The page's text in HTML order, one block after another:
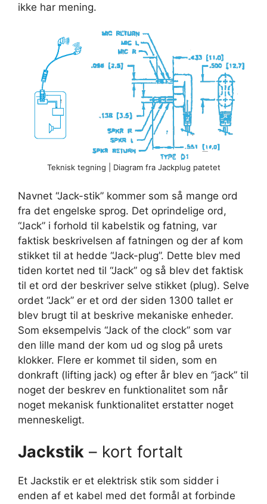
ikke har mening.
Teknisk tegning | Diagram fra Jackplug patetet
Navnet “Jack-stik” kommer som så mange ord
fra det engelske sprog. Det oprindelige ord,
“Jack” i forhold til kabelstik og fatning, var
faktisk beskrivelsen af fatningen og der af kom
stikket til at hedde “Jack-plug”. Dette blev med
tiden kortet ned til “Jack” og så blev det faktisk
til et ord der beskriver selve stikket (plug). Selve
ordet “Jack” er et ord der siden 1300 tallet er
blev brugt til at beskrive mekaniske enheder.
Som eksempelvis “Jack of the clock” som var
den lille mand der kom ud og slog på urets
klokker. Flere er kommet til siden, som en
donkraft (lifting jack) og efter år blev en “jack” til
noget der beskrev en funktionalitet som når
noget mekanisk funktionalitet erstatter noget
menneskeligt.
Jackstik – kort fortalt
Et Jackstik er et elektrisk stik som sidder i
enden af et kabel med det formål at forbinde